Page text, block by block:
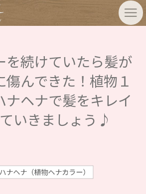
を続けていたら髪が
傷んできた！植物１
ナヘナで髪をキレイ
いきましょう♪
ナヘナ（植物ヘナカラー）